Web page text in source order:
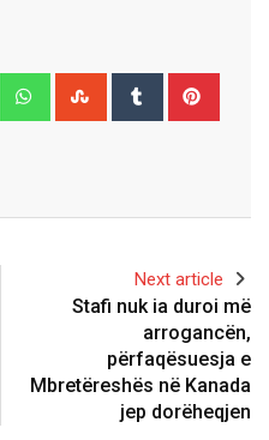
LinkedIn WhatsappStumbleUpon
Tumblr
Next article
Stafi nuk ia duroi më
arrogancën,
përfaqësuesja e
Mbretëreshës në Kanada
jep dorëheqjen